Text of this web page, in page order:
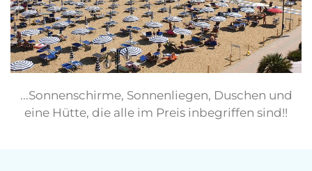
...Sonnenschirme, Sonnenliegen, Duschen und
eine Hütte, die alle im Preis inbegriffen sind!!